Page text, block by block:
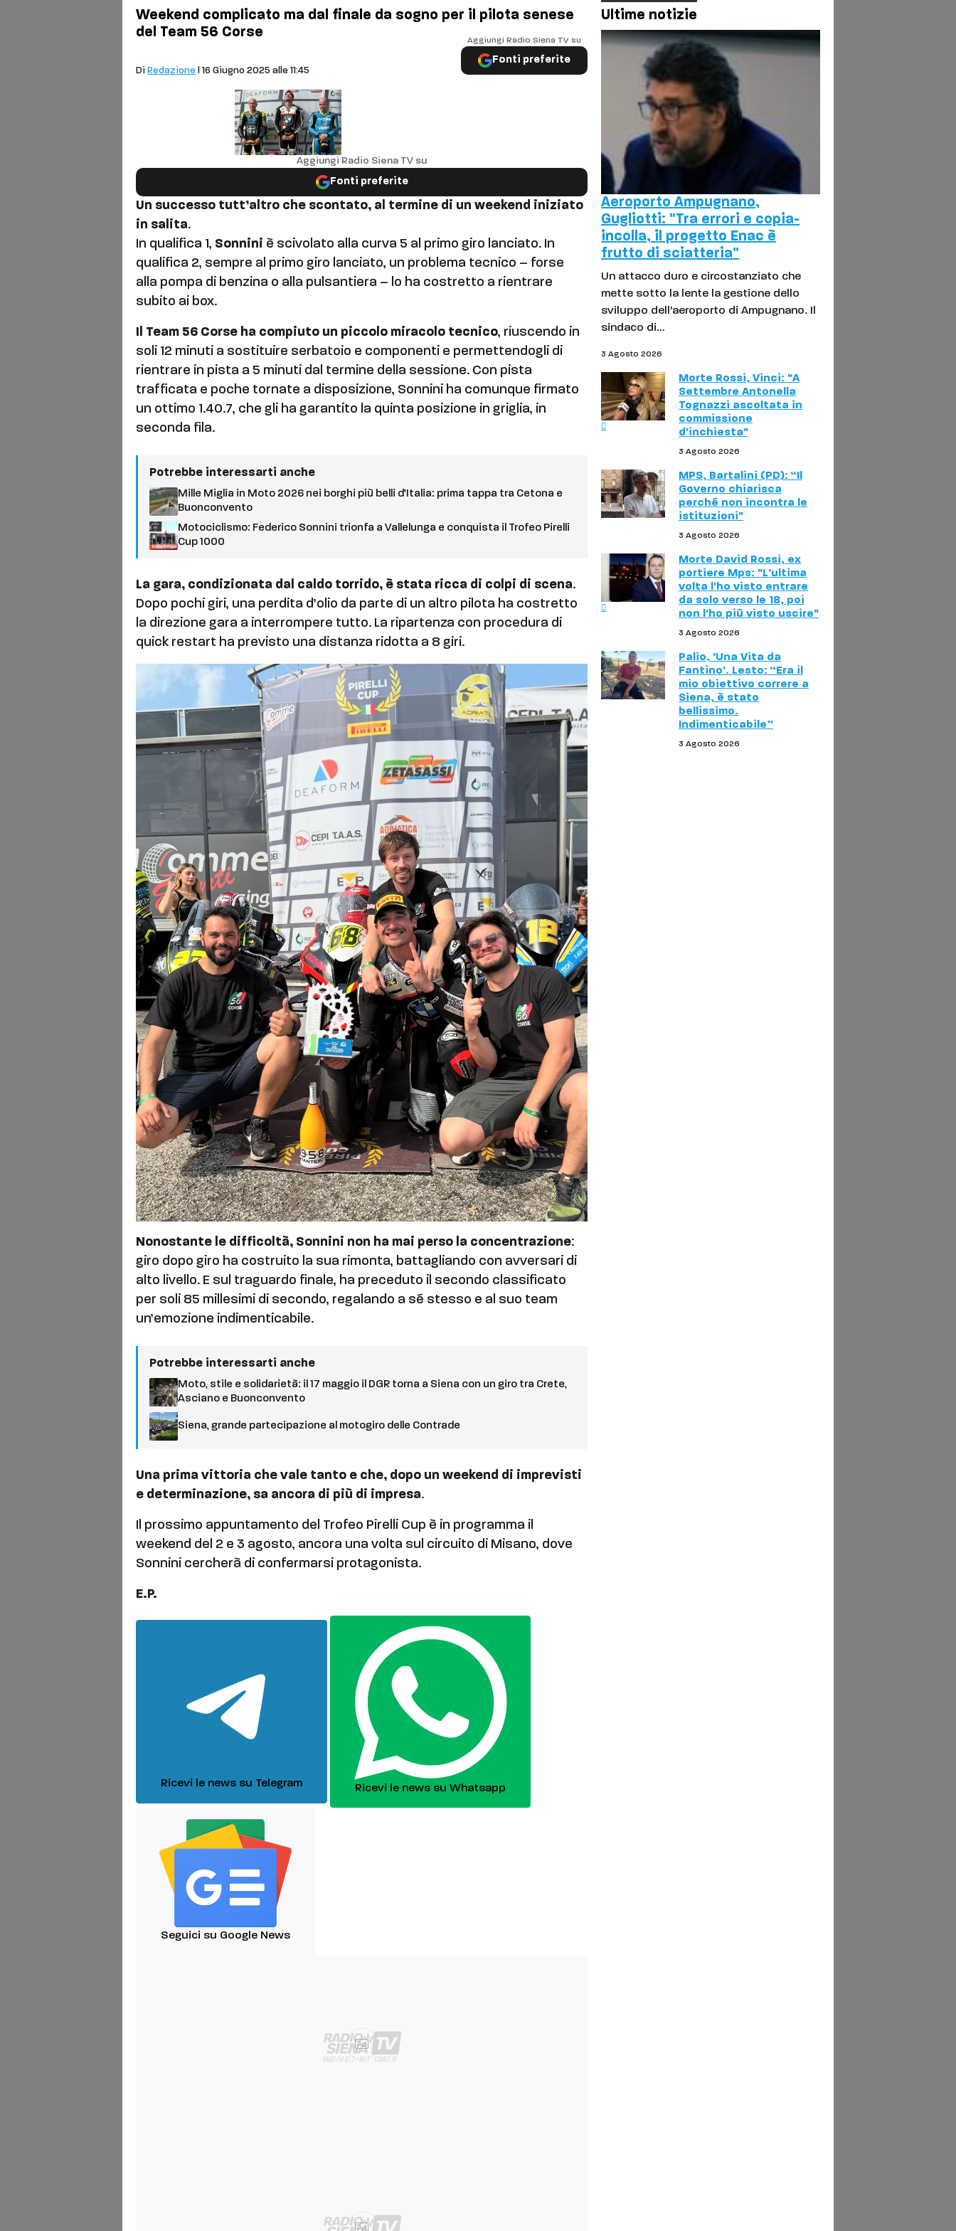
Weekend complicato ma dal finale da sogno per il pilota senese
del Team 56 Corse
Di Redazione | 16 Giugno 2025 alle 11:45
Aggiungi Radio Siena TV su
Fonti preferite
Aggiungi Radio Siena TV su
Fonti preferite
Un successo tutt’altro che scontato, al termine di un weekend iniziato
in salita.
In qualifica 1, Sonnini è scivolato alla curva 5 al primo giro lanciato. In
qualifica 2, sempre al primo giro lanciato, un problema tecnico – forse
alla pompa di benzina o alla pulsantiera – lo ha costretto a rientrare
subito ai box.
Il Team 56 Corse ha compiuto un piccolo miracolo tecnico, riuscendo in
soli 12 minuti a sostituire serbatoio e componenti e permettendogli di
rientrare in pista a 5 minuti dal termine della sessione. Con pista
trafficata e poche tornate a disposizione, Sonnini ha comunque firmato
un ottimo 1.40.7, che gli ha garantito la quinta posizione in griglia, in
seconda fila.
Potrebbe interessarti anche
Mille Miglia in Moto 2026 nei borghi più belli d’Italia: prima tappa tra Cetona e
Buonconvento
Motociclismo: Federico Sonnini trionfa a Vallelunga e conquista il Trofeo Pirelli
Cup 1000
La gara, condizionata dal caldo torrido, è stata ricca di colpi di scena.
Dopo pochi giri, una perdita d’olio da parte di un altro pilota ha costretto
la direzione gara a interrompere tutto. La ripartenza con procedura di
quick restart ha previsto una distanza ridotta a 8 giri.
Nonostante le difficoltà, Sonnini non ha mai perso la concentrazione:
giro dopo giro ha costruito la sua rimonta, battagliando con avversari di
alto livello. E sul traguardo finale, ha preceduto il secondo classificato
per soli 85 millesimi di secondo, regalando a sé stesso e al suo team
un’emozione indimenticabile.
Potrebbe interessarti anche
Moto, stile e solidarietà: il 17 maggio il DGR torna a Siena con un giro tra Crete,
Asciano e Buonconvento
Siena, grande partecipazione al motogiro delle Contrade
Una prima vittoria che vale tanto e che, dopo un weekend di imprevisti
e determinazione, sa ancora di più di impresa.
Il prossimo appuntamento del Trofeo Pirelli Cup è in programma il
weekend del 2 e 3 agosto, ancora una volta sul circuito di Misano, dove
Sonnini cercherà di confermarsi protagonista.
E.P.
Ricevi le news su Telegram Ricevi le news su Whatsapp
Seguici su Google News
Ad
Ad
Ultime notizie
Aeroporto Ampugnano,
Gugliotti: "Tra errori e copia-
incolla, il progetto Enac è
frutto di sciatteria"
Un attacco duro e circostanziato che
mette sotto la lente la gestione dello
sviluppo dell'aeroporto di Ampugnano. Il
sindaco di…
3 Agosto 2026
Morte Rossi, Vinci: "A
Settembre Antonella
Tognazzi ascoltata in
commissione
d'inchiesta"
3 Agosto 2026
MPS, Bartalini (PD): “Il
Governo chiarisca
perché non incontra le
istituzioni"
3 Agosto 2026
Morte David Rossi, ex
portiere Mps: "L'ultima
volta l'ho visto entrare
da solo verso le 18, poi
non l'ho più visto uscire"
3 Agosto 2026
Palio, 'Una Vita da
Fantino'. Lesto: “Era il
mio obiettivo correre a
Siena, è stato
bellissimo.
Indimenticabile”
3 Agosto 2026